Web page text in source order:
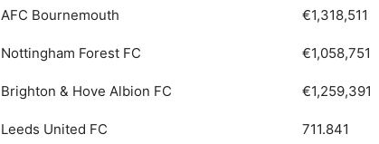
AFC Bournemouth €1,318,511
Nottingham Forest FC €1,058,751
Brighton & Hove Albion FC €1,259,391
Leeds United FC 711.841